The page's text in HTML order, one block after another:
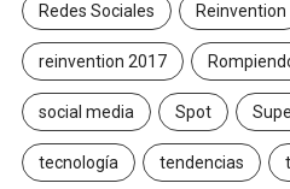
Redes Sociales Reinvention
reinvention 2017
social media Spot
tecnología tendencias